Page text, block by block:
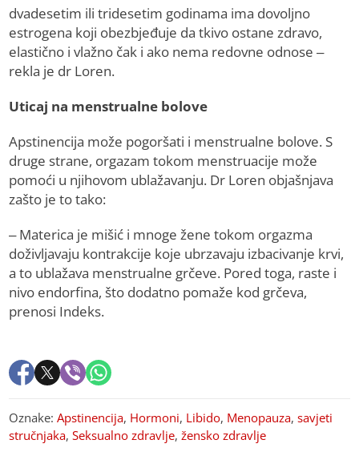
dvadesetim ili tridesetim godinama ima dovoljno
estrogena koji obezbjeđuje da tkivo ostane zdravo,
elastično i vlažno čak i ako nema redovne odnose –
rekla je dr Loren.
Uticaj na menstrualne bolove
Apstinencija može pogoršati i menstrualne bolove. S
druge strane, orgazam tokom menstruacije može
pomoći u njihovom ublažavanju. Dr Loren objašnjava
zašto je to tako:
– Materica je mišić i mnoge žene tokom orgazma
doživljavaju kontrakcije koje ubrzavaju izbacivanje krvi,
a to ublažava menstrualne grčeve. Pored toga, raste i
nivo endorfina, što dodatno pomaže kod grčeva,
prenosi Indeks.
Oznake:Apstinencija, Hormoni, Libido, Menopauza,savjeti
stručnjaka,Seksualno zdravlje,žensko zdravlje